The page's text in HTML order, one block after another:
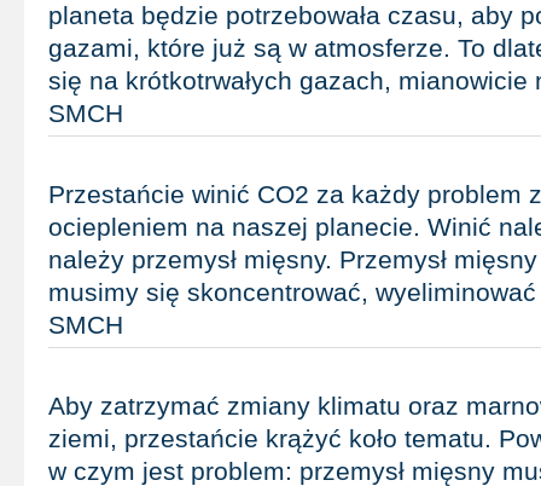
planeta będzie potrzebowała czasu, aby
gazami, które już są w atmosferze. To
się na krótkotrwałych gazach, mianowicie
SMCH
Przestańcie winić CO2 za każdy problem
ociepleniem na naszej planecie. Winić
należy przemysł mięsny. Przemysł
musimy się skoncentrować,
SMCH
Aby zatrzymać zmiany klimatu oraz
ziemi, przestańcie krążyć koło tematu.
w czym jest problem: przemysł mięsny